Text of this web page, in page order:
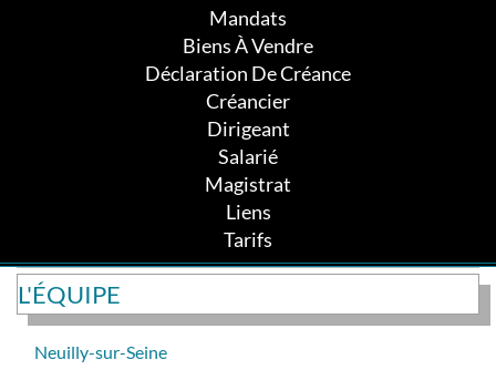
Mandats
Biens À Vendre
Déclaration De Créance
Créancier
Dirigeant
Salarié
Magistrat
Liens
Tarifs
L'ÉQUIPE
Neuilly-sur-Seine